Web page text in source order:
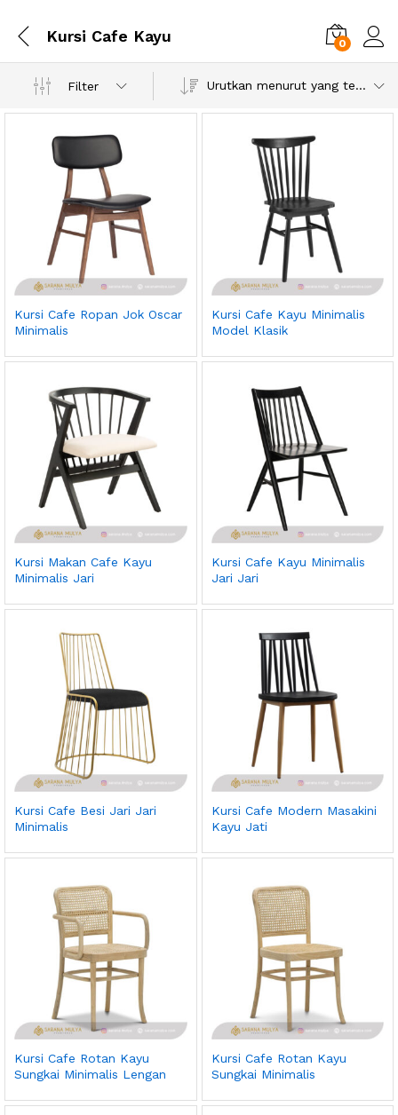
Kursi Cafe Kayu 0
Filter Urutkan menurut yang terbaru
Kursi Cafe Ropan Jok Oscar
Minimalis
Kursi Cafe Kayu Minimalis
Model Klasik
Kursi Makan Cafe Kayu
Minimalis Jari
Kursi Cafe Kayu Minimalis
Jari Jari
Kursi Cafe Besi Jari Jari
Minimalis
Kursi Cafe Modern Masakini
Kayu Jati
Kursi Cafe Rotan Kayu
Sungkai Minimalis Lengan
Kursi Cafe Rotan Kayu
Sungkai Minimalis